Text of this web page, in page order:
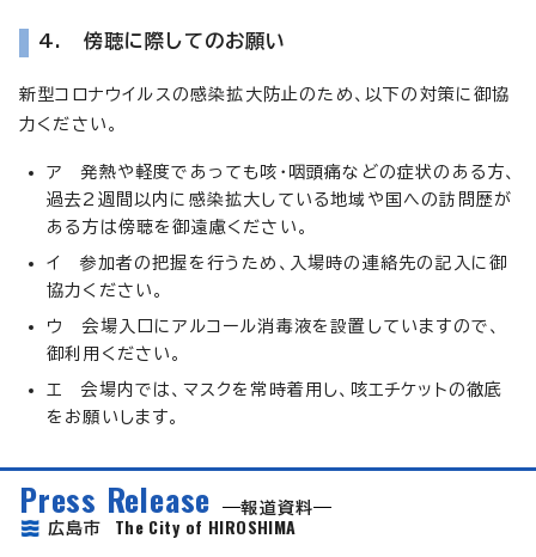
4. 傍聴に際してのお願い
新型コロナウイルスの感染拡大防止のため、以下の対策に御協
力ください。
ア 発熱や軽度であっても咳・咽頭痛などの症状のある方、
過去2週間以内に感染拡大している地域や国への訪問歴が
ある方は傍聴を御遠慮ください。
イ 参加者の把握を行うため、入場時の連絡先の記入に御
協力ください。
ウ 会場入口にアルコール消毒液を設置していますので、
御利用ください。
エ 会場内では、マスクを常時着用し、咳エチケットの徹底
をお願いします。
Press Release
報道資料
広島市 The City of HIROSHIMA